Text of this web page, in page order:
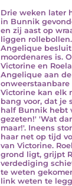
Drie weken later
in Bunnik
en zij aast op
liggen
Angelique
moordenares is.
Victorine en
Angelique aan
Victorine kan elk
bang voor, dat je
half Bunnik hebt
gezeten!' 'Wat
maar!'. Ineens
haar net op tijd
van Victorine.
grond ligt, grijpt
verdediging
te weten
link weten te